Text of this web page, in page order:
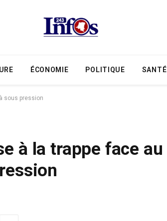
ÉCONOMIE POLITIQUE SANTÉ
sous pression
à la trappe face au